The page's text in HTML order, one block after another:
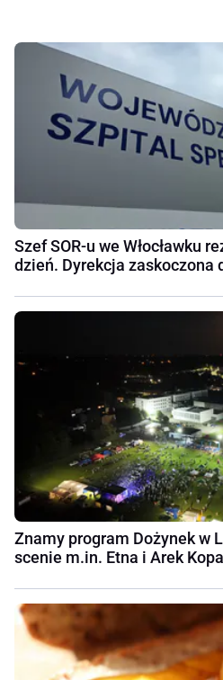
Szef SOR-u we Włocławku
dzień. Dyrekcja zaskoczona
Znamy program Dożynek w
scenie m.in. Etna i Arek